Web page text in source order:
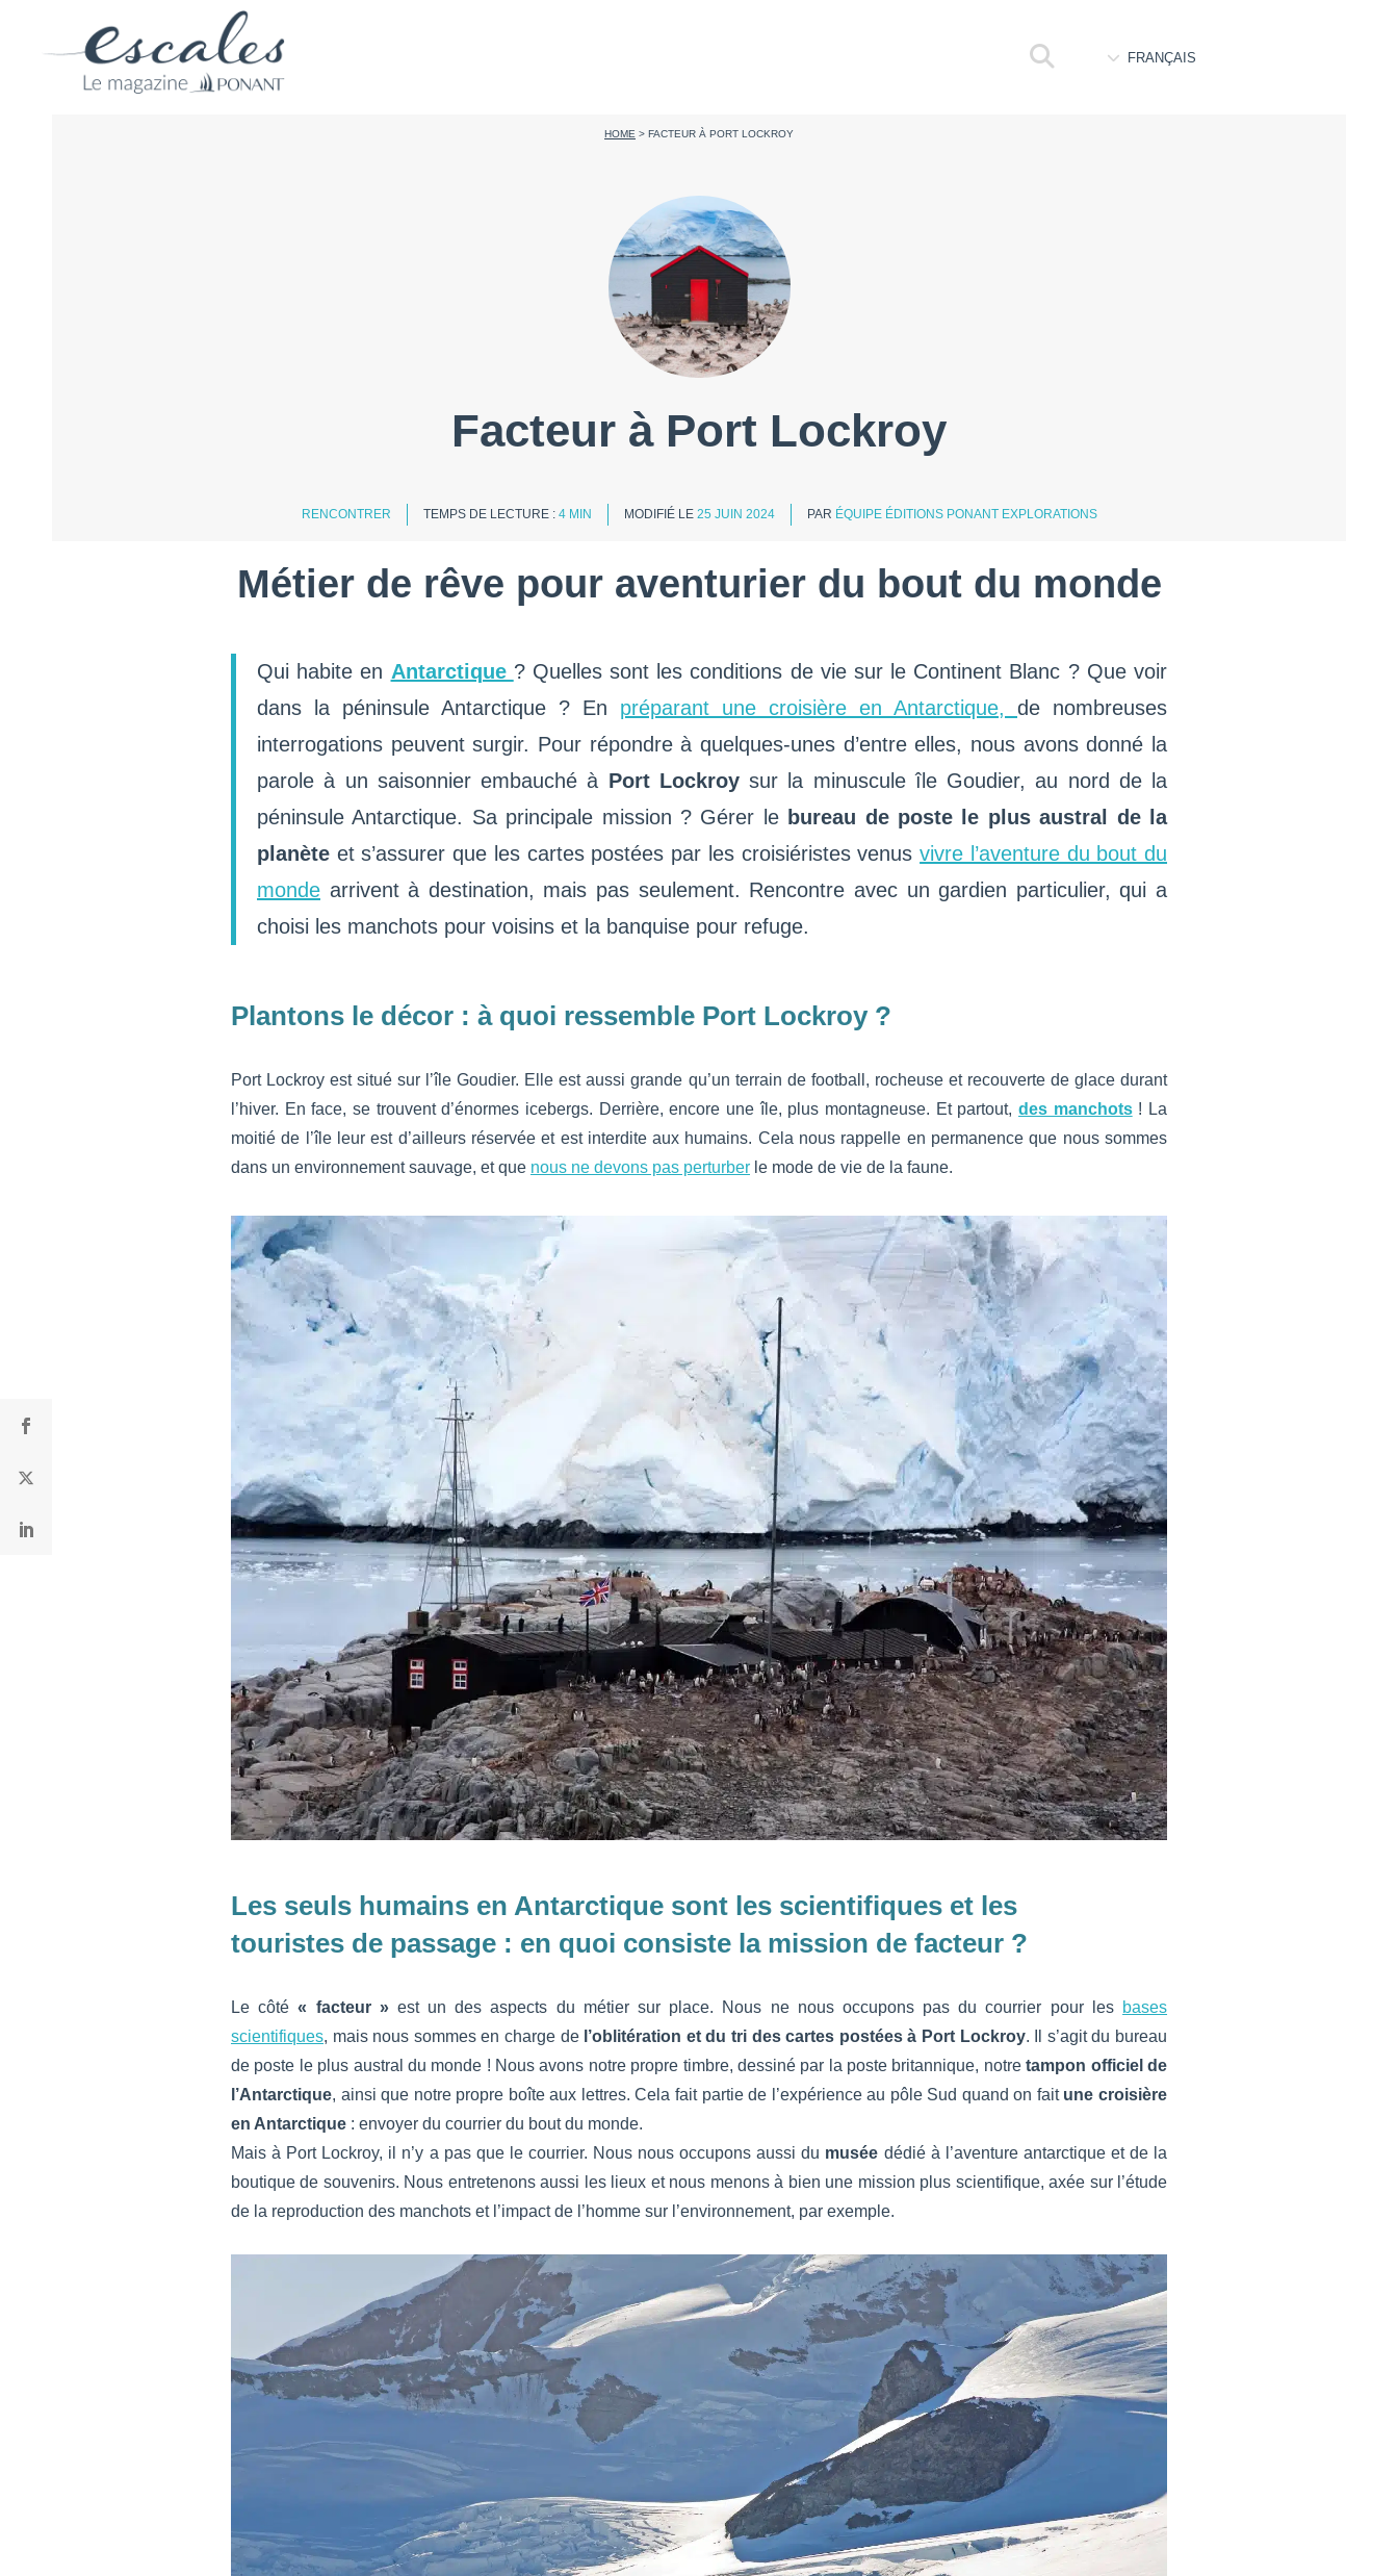
FRANÇAIS
HOME > FACTEUR À PORT LOCKROY
Facteur à Port Lockroy
RENCONTRER TEMPS DE LECTURE : 4 MIN MODIFIÉ LE 25 JUIN 2024 PAR ÉQUIPE ÉDITIONS PONANT EXPLORATIONS
Métier de rêve pour aventurier du bout du monde
Qui habite en Antarctique ? Quelles sont les conditions de vie sur le Continent Blanc ? Que voir
dans la péninsule Antarctique ? En préparant une croisière en Antarctique, de nombreuses
interrogations peuvent surgir. Pour répondre à quelques-unes d’entre elles, nous avons donné la
parole à un saisonnier embauché à Port Lockroysur la minuscule île Goudier, au nord de la
péninsule Antarctique. Sa principale mission ? Gérer lebureau de poste le plus austral de la
planète et s’assurer que les cartes postées par les croisiéristes venusvivre l’aventure du bout du
monde arrivent à destination, mais pas seulement. Rencontre avec un gardien particulier, qui a
choisi les manchots pour voisins et la banquise pour refuge.
Plantons le décor : à quoi ressemble Port Lockroy ?
Port Lockroy est situé sur l’île Goudier. Elle est aussi grande qu’un terrain de football, rocheuse et recouverte de glace durant
l’hiver. En face, se trouvent d’énormes icebergs. Derrière, encore une île, plus montagneuse. Et partout, des manchots! La
moitié de l’île leur est d’ailleurs réservée et est interdite aux humains. Cela nous rappelle en permanence que nous sommes
dans un environnement sauvage, et que nous ne devons pas perturber le mode de vie de la faune.
Les seuls humains en Antarctique sont les scientifiques et les
touristes de passage : en quoi consiste la mission de facteur ?
Le côté« facteur »est un des aspects du métier sur place. Nous ne nous occupons pas du courrier pour les bases
scientifiques, mais nous sommes en charge del’oblitération et du tri des cartes postées à Port Lockroy. Il s’agit du bureau
de poste le plus austral du monde ! Nous avons notre propre timbre, dessiné par la poste britannique, notretampon officiel de
l’Antarctique, ainsi que notre propre boîte aux lettres. Cela fait partie de l’expérience au pôle Sud quand on fait une croisière
en Antarctique : envoyer du courrier du bout du monde.
Mais à Port Lockroy, il n’y a pas que le courrier. Nous nous occupons aussi du musée dédié à l’aventure antarctique et de la
boutique de souvenirs. Nous entretenons aussi les lieux et nous menons à bien une mission plus scientifique, axée sur l’étude
de la reproduction des manchots et l’impact de l’homme sur l’environnement, par exemple.